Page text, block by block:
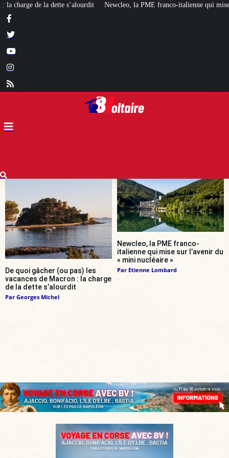
Newcleo, la PME franco-italienne qui mise sur l’avenir du « mini nucléaire »
De quoi gâcher (ou pas) les
vacances de Macron : la charge
de la dette s’alourdit
Par Georges Michel
Newcleo, la PME franco-
italienne qui mise sur l’avenir du
« mini nucléaire »
Par Etienne Lombard